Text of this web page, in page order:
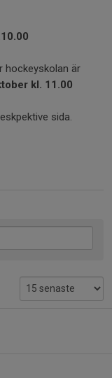
hockeyskolan är
kl. 11.00
sida.